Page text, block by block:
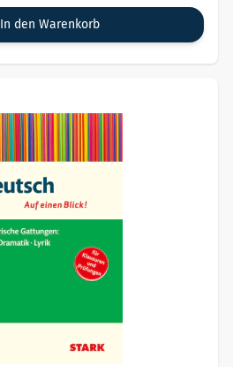
In den Warenkorb